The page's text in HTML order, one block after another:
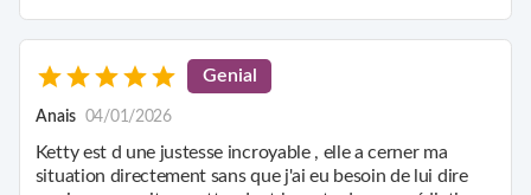
Genial
Anais 04/01/2026
Ketty est d une justesse incroyable , elle a cerner ma
situation directement sans que j'ai eu besoin de lui dire